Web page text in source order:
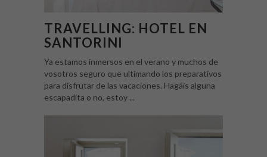
TRAVELLING: HOTEL EN
SANTORINI
Ya estamos inmersos en el verano y muchos de
vosotros seguro que ultimando los preparativos
para disfrutar de las vacaciones. Hagáis alguna
escapadita o no, estoy ...